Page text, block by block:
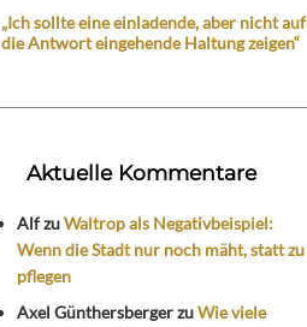
„Ich sollte eine einladende, aber nicht auf
die Antwort eingehende Haltung zeigen“
Aktuelle Kommentare
AlfzuWaltrop als Negativbeispiel:
Wenn die Stadt nur noch mäht, statt zu
pflegen
Axel GünthersbergerzuWie viele